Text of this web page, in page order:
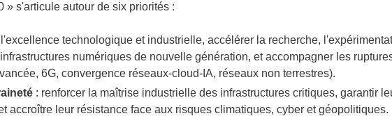
» s'articule autour de six priorités :
technologique et industrielle, accélérer la recherche,
numériques de nouvelle génération, et accompagner les
6G, convergence réseaux-cloud-IA, réseaux non terrestres).
: renforcer la maîtrise industrielle des infrastructures critiques, garantir
accroître leur résistance face aux risques climatiques, cyber et géopolitiques.